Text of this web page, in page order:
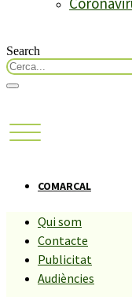
Search
Qui som
Contacte
Publicitat
Audiències
COMARCAL
L’AECC
Càncer de